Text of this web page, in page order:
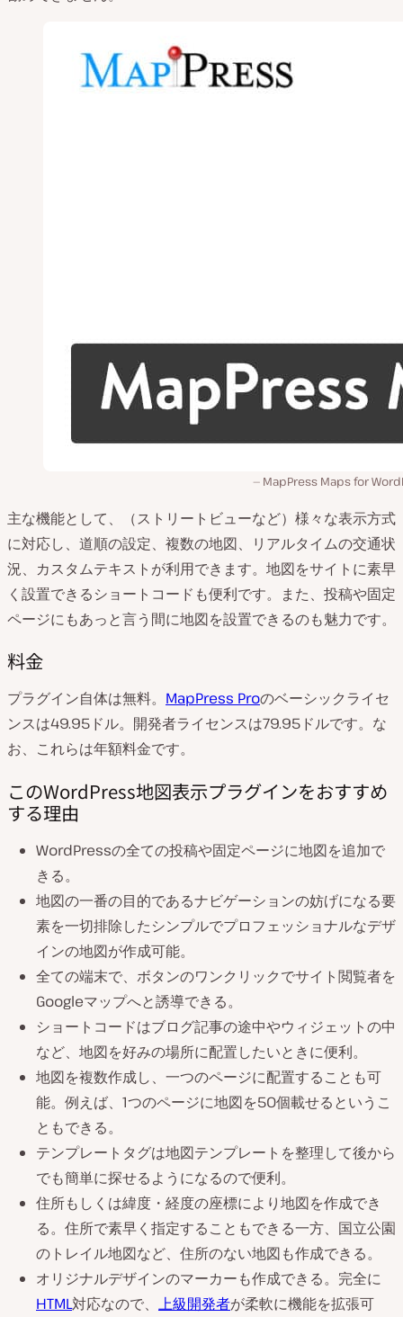
MapPress Maps for
主な機能として、（ストリートビューなど）様々な表示方式
に対応し、道順の設定、複数の地図、リアルタイムの交通状
況、カスタムテキストが利用できます。地図をサイトに素早
く設置できるショートコードも便利です。また、投稿や固定
ページにもあっと言う間に地図を設置できるのも魅力です。
料金
プラグイン自体は無料。 MapPress Proのベーシックライセ
ンスは49.95ドル。開発者ライセンスは79.95ドルです。な
お、これらは年額料金です。
このWordPress地図表示プラグインをおすすめ
する理由
WordPressの全ての投稿や固定ページに地図を追加で
きる。
地図の一番の目的であるナビゲーションの妨げになる要
素を一切排除したシンプルでプロフェッショナルなデザ
インの地図が作成可能。
全ての端末で、ボタンのワンクリックでサイト閲覧者を
Googleマップへと誘導できる。
ショートコードはブログ記事の途中やウィジェットの中
など、地図を好みの場所に配置したいときに便利。
地図を複数作成し、一つのページに配置することも可
能。例えば、1つのページに地図を50個載せるというこ
ともできる。
テンプレートタグは地図テンプレートを整理して後から
でも簡単に探せるようになるので便利。
住所もしくは緯度・経度の座標により地図を作成でき
る。住所で素早く指定することもできる一方、国立公園
のトレイル地図など、住所のない地図も作成できる。
オリジナルデザインのマーカーも作成できる。完全に
HTML対応なので、 上級開発者が柔軟に機能を拡張可